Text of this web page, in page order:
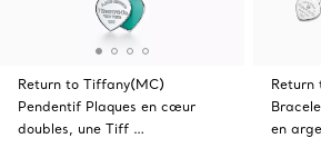
Return to Tiffany(MC)
Pendentif Plaques en cœur
doubles, une Tiff …
Return
en